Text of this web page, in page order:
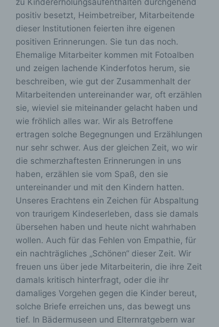
positiv besetzt, Heimbetreiber, Mitarbeitende
dieser Institutionen feierten ihre eigenen
positiven Erinnerungen. Sie tun das noch.
Ehemalige Mitarbeiter kommen mit Fotoalben
und zeigen lachende Kinderfotos herum, sie
beschreiben, wie gut der Zusammenhalt der
Mitarbeitenden untereinander war, oft erzählen
sie, wieviel sie miteinander gelacht haben und
wie fröhlich alles war. Wir als Betroffene
ertragen solche Begegnungen und Erzählungen
nur sehr schwer. Aus der gleichen Zeit, wo wir
die schmerzhaftesten Erinnerungen in uns
haben, erzählen sie vom Spaß, den sie
untereinander und mit den Kindern hatten.
Unseres Erachtens ein Zeichen für Abspaltung
von traurigem Kindeserleben, dass sie damals
übersehen haben und heute nicht wahrhaben
wollen. Auch für das Fehlen von Empathie, für
ein nachträgliches „Schönen“ dieser Zeit. Wir
freuen uns über jede Mitarbeiterin, die ihre Zeit
damals kritisch hinterfragt, oder die ihr
damaliges Vorgehen gegen die Kinder bereut,
solche Briefe erreichen uns, das bewegt uns
tief. In Bädermuseen und Elternratgebern war